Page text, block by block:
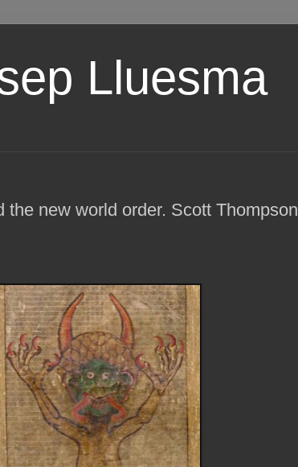
Lluesma
the new world order. Scott Thompson